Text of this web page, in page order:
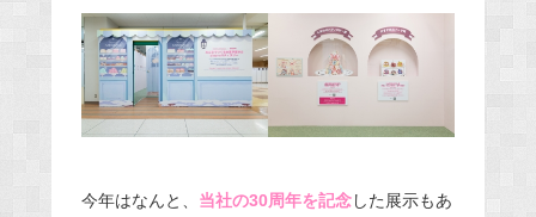
今年はなんと、 当社の30周年を記念した展示もあ